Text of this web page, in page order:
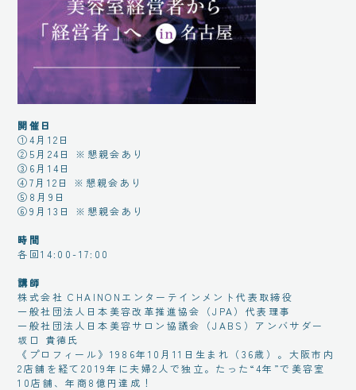
開催日
①4月12日
②5月24日 ※懇親会あり
③6月14日
④7月12日 ※懇親会あり
⑤8月9日
⑥9月13日 ※懇親会あり
時間
各回14:00-17:00
講師
株式会社 CHAINONエンターテインメント代表取締役
一般社団法人日本美容改革推進協会（JPA）代表理事
一般社団法人日本美容サロン協議会（JABS）アンバサダー
坂口 貴徳氏
《プロフィール》1986年10月11日生まれ（36歳）。大阪市内
2店舗を経て2019年に夫婦2人で独立。たった“4年”で美容室
10店舗、年商8億円達成！